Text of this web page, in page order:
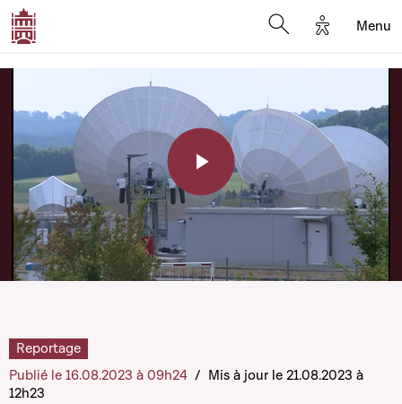
Options
Menu
Play
Video
Reportage
Publié le 16.08.2023 à 09h24 / Mis à jour le 21.08.2023 à
12h23